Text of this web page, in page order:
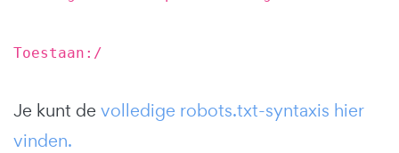
Toestaan:/
Je kunt de volledige robots.txt-syntaxis hier
vinden.